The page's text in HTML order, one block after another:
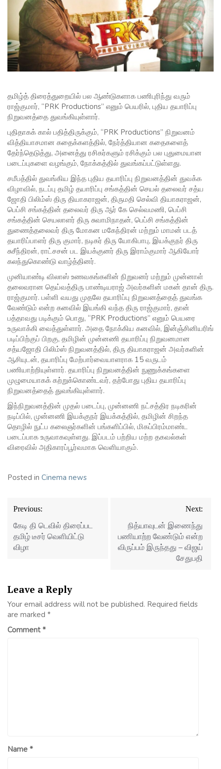
தமிழ்த் திரைத்துறையில் பல ஆண்டுகளாக பணிபுரிந்து வரும்
ராஜ்குமார், “PRK Productions” எனும் பெயரில், புதிய தயாரிப்பு
நிறுவனத்தை துவங்கியுள்ளார்.
புதிதாகக் கால் பதித்திருக்கும், “PRK Productions” நிறுவனம்
வித்தியாசமான கதைக்களத்தில், நேர்த்தியான கதைகளைத்
தேர்ந்தெடுத்து, அனைத்து ரசிகர்களும் ரசிக்கும் பல புதுமையான
படைப்புகளை வழங்கும், நோக்கத்தில் துவங்கப்பட்டுள்ளது.
சமீபத்தில் துவங்கிய இந்த புதிய தயாரிப்பு நிறுவனத்தின் துவக்க
விழாவில், நடப்பு தமிழ் தயாரிப்பு சங்கத்தின் செயல் தலைவர் சத்ய
ஜோதி பிலிம்ஸ் திரு தியாகராஜன், திருமதி செல்வி தியாகராஜன்,
பெப்சி சங்கத்தின் தலைவர் திரு ஆர் கே செல்வமணி, பெப்சி
சங்கத்தின் செயலாளர் திரு சுவாமிநாதன், பெப்சி சங்கத்தின்
துணைத்தலைவர் திரு மோகன மகேந்திரன் மற்றும் மாமன் படத்
தயாரிப்பாளர் திரு குமார், நடிகர் திரு யோகிபாபு, இயக்குநர் திரு
சுசீந்திரன், ராட்சசன் பட இயக்குனர் திரு இராம்குமார் ஆகியோர்
கலந்துகொண்டு வாழ்த்தினர்.
முனியாண்டி விலாஸ் உணவகங்களின் நிறுவனர் மற்றும் முன்னாள்
தலைவரான தெய்வத்திரு பாண்டியராஜ் அவர்களின் மகன் தான் திரு.
ராஜ்குமார். பள்ளி வயது முதலே தயாரிப்பு நிறுவனத்தைத் துவங்க
வேண்டும் என்ற கனவில் இயங்கி வந்த திரு ராஜ்குமார், தான்
பத்தாவது படிக்கும் பொது, “PRK Productions” எனும் பெயரை
உருவாக்கி வைத்துள்ளார். அதை நோக்கிய கனவில், இன்ஞ்சினியரிங்
படிப்பிற்குப் பிறகு, தமிழின் முன்னணி தயாரிப்பு நிறுவனமான
சத்யஜோதி பிலிம்ஸ் நிறுவனத்தில், திரு தியாகராஜன் அவர்களின்
ஆசியுடன், தயாரிப்பு மேற்பார்வையாளராக 15 வருடம்
பணியாற்றியுள்ளார். தயாரிப்பு நிறுவனத்தின் நுணுக்கங்களை
முழுமையாகக் கற்றுக்கொண்டவர், தற்போது புதிய தயாரிப்பு
நிறுவனத்தைத் துவங்கியுள்ளார்.
இந்நிறுவனத்தின் முதல் படைப்பு, முன்னணி நட்சத்திர நடிகரின்
நடிப்பில், முன்னணி இயக்குநர் இயக்கத்தில், தமிழின் சிறந்த
தொழில் நுட்ப கலைஞர்களின் பங்களிப்பில், மிகப்பிரம்மாண்ட
படைப்பாக உருவாகவுள்ளது. இப்படம் பற்றிய மற்ற தகவல்கள்
விரைவில் அதிகாரப்பூர்வமாக வெளியாகும்.
Posted in Cinema news
Post
navigation
Previous:
கேடி தி டெவில் திரைப்பட
தமிழ் டீசர் வெளியிட்டு
விழா
Next:
நித்யாவுடன் இணைந்து
பணியாற்ற வேண்டும் என்ற
விருப்பம் இருந்தது – விஜய்
சேதுபதி
Leave a Reply
Your email address will not be published. Required fields
are marked *
Comment*
Name *